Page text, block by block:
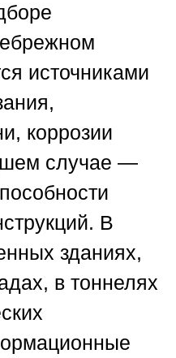
источниками
коррозии
случае —
В
зданиях,
в тоннелях